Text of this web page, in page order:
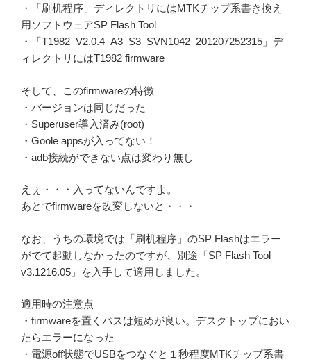
・「刷机程序」ディレクトリにはMTKチップ系書き換え
用ソフトウェアSP Flash Tool
・「T1982_V2.0.4_A3_S3_SVN1042_201207252315」デ
ィレクトリにはT1982 firmware
そして、このfirmwareの特徴
・バージョンは同じだった
・Superuser導入済み(root)
・Goole appsが入ってない！
・adb接続ができない点は変わり無し
えぇ・・・入ってないんですよ。
あとでfirmwareを改変しないと・・・
なお、うちの環境では「刷机程序」のSP Flashはエラー
がでて起動しなかったのですが、別途「SP Flash Tool
v3.1216.05」を入手して適用しました。
適用時の注意点
・firmwareを置くパスは短めが良い。デスクトップにおい
たらエラーになった
・電源off状態でUSBをつなぐと１秒程度MTKチップ系書